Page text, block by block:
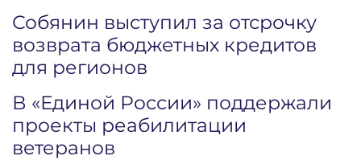
Собянин выступил за отсрочку
возврата бюджетных кредитов
для регионов
В «Единой России» поддержали
проекты реабилитации
ветеранов